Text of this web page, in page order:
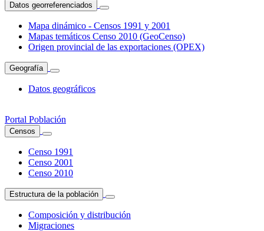
Datos georreferenciados
Mapa dinámico - Censos 1991 y 2001
Mapas temáticos Censo 2010 (GeoCenso)
Origen provincial de las exportaciones (OPEX)
Geografía
Datos geográficos
Portal Población
Censos
Censo 1991
Censo 2001
Censo 2010
Estructura de la población
Composición y distribución
Migraciones